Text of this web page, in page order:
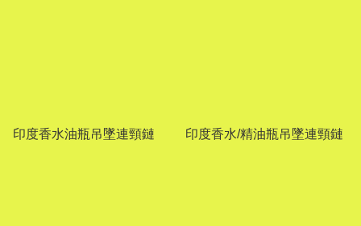
印度香水油瓶吊墜連頸鏈 印度香水/精油瓶吊墜連頸鏈